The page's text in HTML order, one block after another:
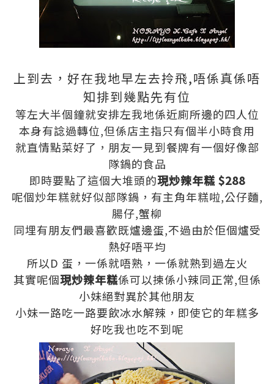
上到去，好在我地早左去拎飛,唔係真係唔
知排到幾點先有位
等左大半個鐘就安排左我地係近廁所邊的四人位
本身有諗過轉位,但係店主指只有個半小時食用
就直情點菜好了，朋友一見到餐牌有一個好像部
隊鍋的食品
即時要點了這個大堆頭的現炒辣年糕 $288
呢個炒年糕就好似部隊鍋，有主角年糕啦,公仔麵,
腸仔,蟹柳
同埋有朋友們最喜歡既爐邊蛋,不過由於佢個爐受
熱好唔平均
所以D 蛋，一係就唔熟，一係就熟到過左火
其實呢個現炒辣年糕係可以揀係小辣同正常,但係
小妹絕對異於其他朋友
小妹一路吃一路要飲冰水解辣，即使它的年糕多
好吃我也吃不到呢